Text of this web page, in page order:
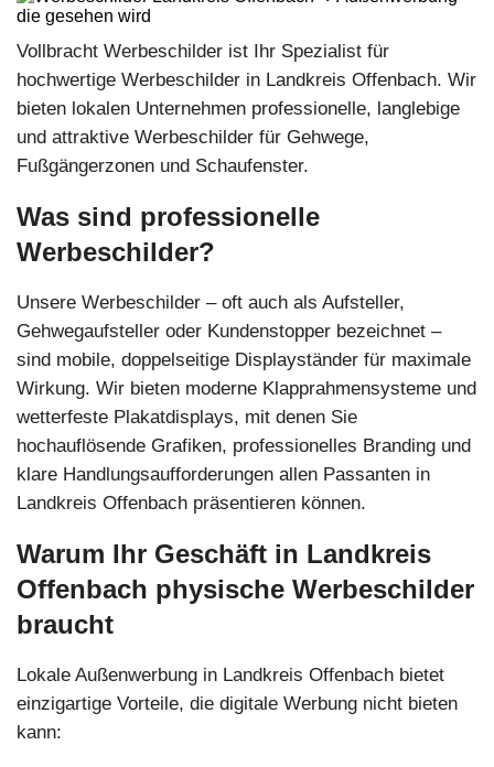
Vollbracht Werbeschilder ist Ihr Spezialist für
hochwertige Werbeschilder in Landkreis Offenbach. Wir
bieten lokalen Unternehmen professionelle, langlebige
und attraktive Werbeschilder für Gehwege,
Fußgängerzonen und Schaufenster.
Was sind professionelle
Werbeschilder?
Unsere Werbeschilder – oft auch als Aufsteller,
Gehwegaufsteller oder Kundenstopper bezeichnet –
sind mobile, doppelseitige Displayständer für maximale
Wirkung. Wir bieten moderne Klapprahmensysteme und
wetterfeste Plakatdisplays, mit denen Sie
hochauflösende Grafiken, professionelles Branding und
klare Handlungsaufforderungen allen Passanten in
Landkreis Offenbach präsentieren können.
Warum Ihr Geschäft in Landkreis
Offenbach physische Werbeschilder
braucht
Lokale Außenwerbung in Landkreis Offenbach bietet
einzigartige Vorteile, die digitale Werbung nicht bieten
kann: